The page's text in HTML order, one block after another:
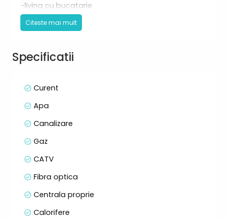
-living cu bucatarie
- baie
-hol
- 44 mp
- complet renovat, mobilat si utilat!!!
- regim hotelier.
- investitie.
Citeste mai mult
Specificatii
Curent
Apa
Canalizare
Gaz
CATV
Fibra optica
Centrala proprie
Calorifere